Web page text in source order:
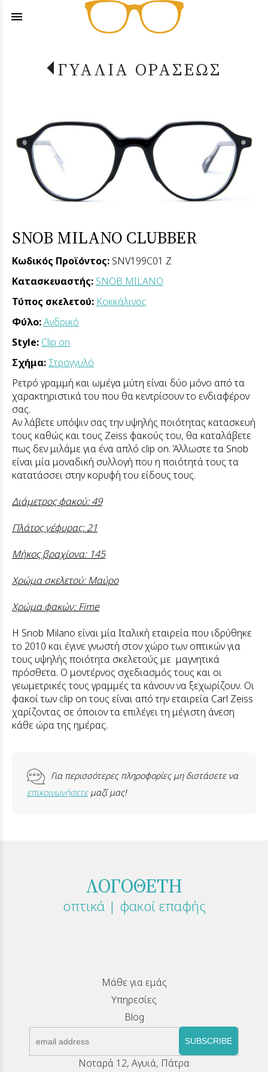
menu
ΓΥΑΛΙΑ ΟΡΑΣΕΩΣ
SNOB MILANO CLUBBER
Κωδικός Προϊόντος: SNV199C01 Z
Κατασκευαστής: SNOB MILANO
Τύπος σκελετού: Κοκκάλινος
Φύλο:Ανδρικό
Style: Clip on
Σχήμα: Στρογγυλό
Ρετρό γραμμή και ωμέγα μύτη είναι δύο μόνο από τα
χαρακτηριστικά του που θα κεντρίσουν το ενδιαφέρον
σας.
Αν λάβετε υπόψιν σας την υψηλής ποιότητας κατασκευή
τους καθώς και τους Ζeiss φακούς του, θα καταλάβετε
πως δεν μιλάμε για ένα απλό clip on. Άλλωστε τα Snob
είναι μία μοναδική συλλογή που η ποιότητά τους τα
κατατάσσει στην κορυφή του είδους τους.
Διάμετρος φακού: 49
Πλάτος γέφυρας: 21
Μήκος βραχίονα: 145
Χρώμα σκελετού: Μαύρο
Χρώμα φακών: Fime
Η Snob Milano είναι μία Ιταλική εταιρεία που ιδρύθηκε
το 2010 και έγινε γνωστή στον χώρο των οπτικών για
τους υψηλής ποιότητα σκελετούς με μαγνητικά
πρόσθετα. Ο μοντέρνος σχεδιασμός τους και οι
γεωμετρικές τους γραμμές τα κάνουν να ξεχωρίζουν. Οι
φακοί των clip on τους είναι από την εταιρεία Carl Zeiss
χαρίζοντας σε όποιον τα επιλέγει τη μέγιστη άνεση
κάθε ώρα της ημέρας.
Για περισσότερες πληροφορίες μη διστάσετε να
επικοινωνήσετεμαζί μας!
ΛΟΓΟΘΕΤΗ
οπτικά | φακοί επαφής
Μάθε για εμάς
Υπηρεσίες
Blog
SUBSCRIBE
Νοταρά 12, Αγυιά, Πάτρα